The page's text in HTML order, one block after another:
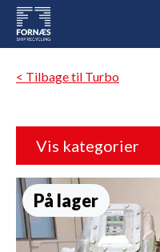
< Tilbage til Turbo
Vis kategorier
På lager